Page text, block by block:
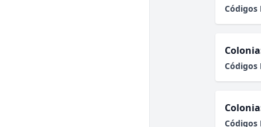
Códigos
Códigos
Códigos